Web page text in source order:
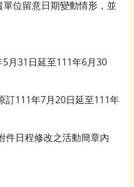
位留意日期變動情形，並
月31日延至111年6月30
訂111年7月20日延至111年
件日程修改之活動簡章內